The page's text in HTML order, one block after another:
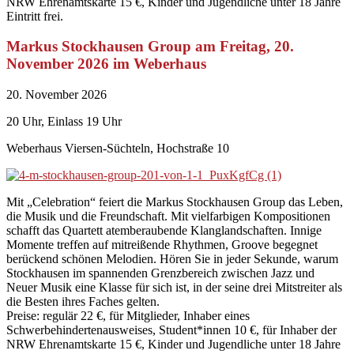
Eintritt frei.
Markus Stockhausen Group am Freitag, 20.
November 2026 im Weberhaus
20. November 2026
20 Uhr, Einlass 19 Uhr
Weberhaus Viersen-Süchteln, Hochstraße 10
Mit „Celebration“ feiert die Markus Stockhausen Group das Leben,
die Musik und die Freundschaft. Mit vielfarbigen Kompositionen
schafft das Quartett atemberaubende Klanglandschaften. Innige
Momente treffen auf mitreißende Rhythmen, Groove begegnet
berückend schönen Melodien. Hören Sie in jeder Sekunde, warum
Stockhausen im spannenden Grenzbereich zwischen Jazz und
Neuer Musik eine Klasse für sich ist, in der seine drei Mitstreiter als
die Besten ihres Faches gelten.
Preise: regulär 22 €, für Mitglieder, Inhaber eines
Schwerbehindertenausweises, Student*innen 10 €, für Inhaber der
NRW Ehrenamtskarte 15 €, Kinder und Jugendliche unter 18 Jahre